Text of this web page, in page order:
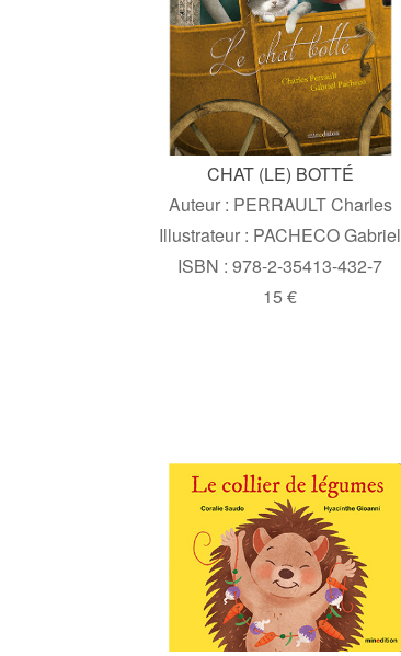
CHAT (LE) BOTTÉ
Auteur : PERRAULT Charles
Illustrateur : PACHECO Gabriel
ISBN : 978-2-35413-432-7
15 €